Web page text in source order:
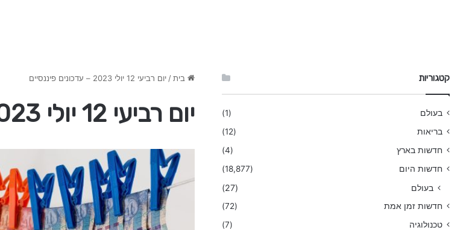
בית / יום רביעי 12 יולי 2023 – עדכונים פיננסיים
יום רביעי 12 יולי 2023 – עדכונים פיננסיים
קטגוריות
בעולם
(1)
בריאות
(12)
חדשות בארץ
(4)
חדשות היום
(18,877)
בעולם (27)
חדשות זמן אמת
(72)
טכנולוגיה
(7)